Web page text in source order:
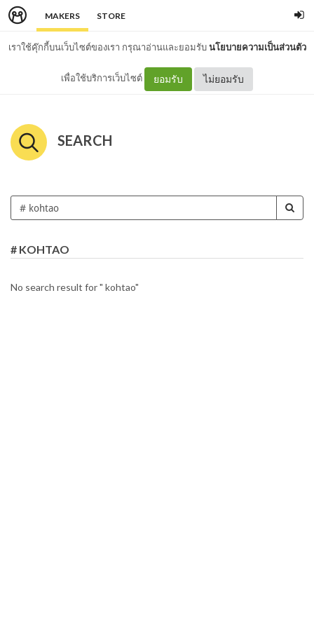
MAKERS STORE
เราใช้คุ๊กกี้บนเว็บไซต์ของเรา กรุณาอ่านและยอมรับนโยบายความเป็นส่วนตัว
เพื่อใช้บริการเว็บไซต์ ยอมรับ ไม่ยอมรับ
SEARCH
# KOHTAO
No search result for " kohtao"